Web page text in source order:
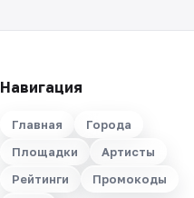
Навигация
Главная
Города
Площадки
Артисты
Рейтинги
Промокоды